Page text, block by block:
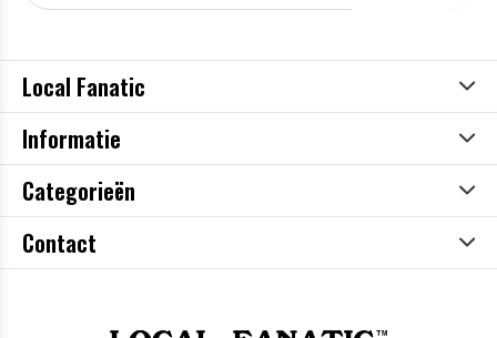
Local Fanatic
Informatie
Categorieën
Contact